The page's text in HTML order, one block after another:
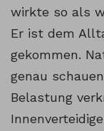
wirkte so als
Er ist dem
gekommen.
genau
Belastung